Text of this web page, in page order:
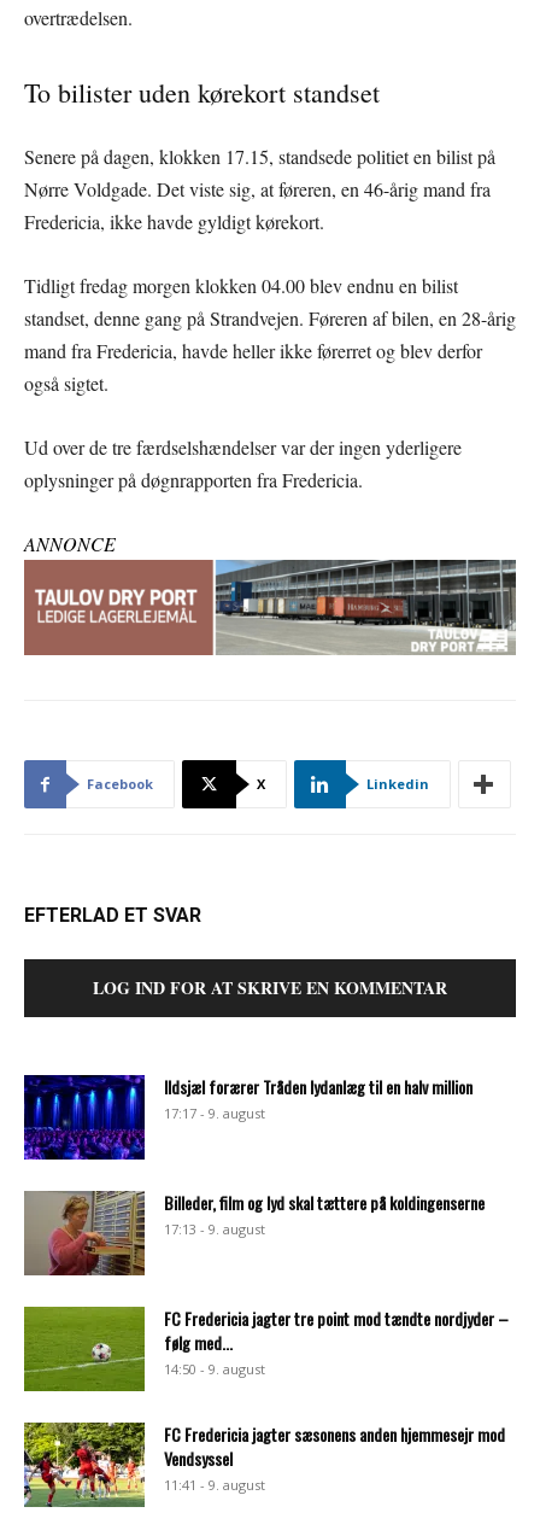
overtrædelsen.
To bilister uden kørekort standset
Senere på dagen, klokken 17.15, standsede politiet en bilist på
Nørre Voldgade. Det viste sig, at føreren, en 46-årig mand fra
Fredericia, ikke havde gyldigt kørekort.
Tidligt fredag morgen klokken 04.00 blev endnu en bilist
standset, denne gang på Strandvejen. Føreren af bilen, en 28-årig
mand fra Fredericia, havde heller ikke førerret og blev derfor
også sigtet.
Ud over de tre færdselshændelser var der ingen yderligere
oplysninger på døgnrapporten fra Fredericia.
ANNONCE
Facebook X Linkedin
EFTERLAD ET SVAR
LOG IND FOR AT SKRIVE EN KOMMENTAR
Ildsjæl forærer Tråden lydanlæg til en halv million
17:17 - 9. august
Billeder, film og lyd skal tættere på koldingenserne
17:13 - 9. august
FC Fredericia jagter tre point mod tændte nordjyder –
følg med...
14:50 - 9. august
FC Fredericia jagter sæsonens anden hjemmesejr mod
Vendsyssel
11:41 - 9. august